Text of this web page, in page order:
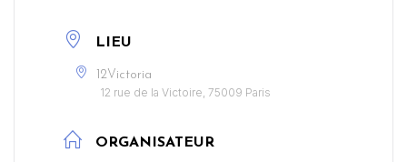
LIEU
12Victoria
12 rue de la Victoire, 75009 Paris
ORGANISATEUR